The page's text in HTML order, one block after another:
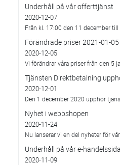
Underhåll på vår offerttjänst
2020-12-07
Från kl. 17:00 den 11 december
Förändrade priser 2021-01-05
2020-12-05
Vi förändrar våra priser från den 5
Tjänsten Direktbetalning
2020-12-01
Den 1 december 2020 upphör
Nyhet i webbshopen
2020-11-24
Nu lanserar vi en del nyheter för
Underhåll på vår e-handelssida
2020-11-09